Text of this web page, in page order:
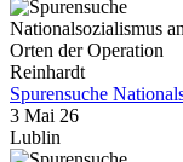
Spurensuche
3 Mai 26
Lublin